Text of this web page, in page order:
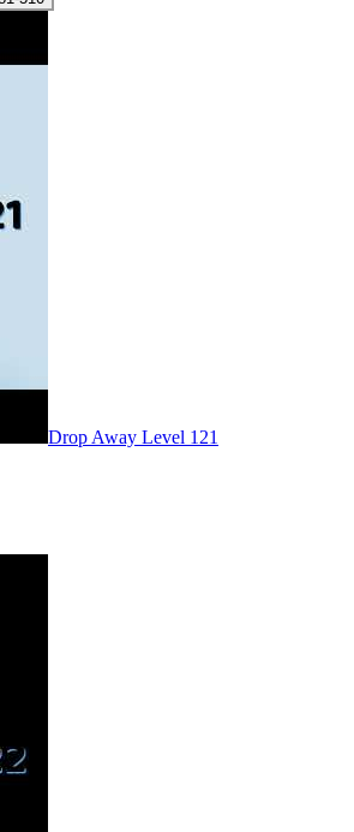
Level 121